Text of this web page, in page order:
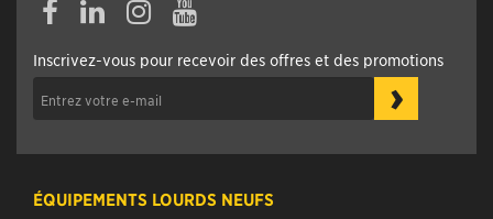
Inscrivez-vous pour recevoir des offres et des promotions
›
ÉQUIPEMENTS LOURDS NEUFS